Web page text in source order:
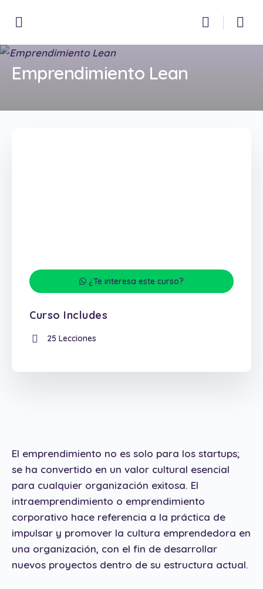
Emprendimiento Lean
El emprendimiento no es solo para los startups;
se ha convertido en un valor cultural esencial
para cualquier organización exitosa. El
intraemprendimiento o emprendimiento
corporativo hace referencia a la práctica de
impulsar y promover la cultura emprendedora en
una organización, con el fin de desarrollar
nuevos proyectos dentro de su estructura actual.
¿Te interesa este curso?
Curso Includes
25 Lecciones